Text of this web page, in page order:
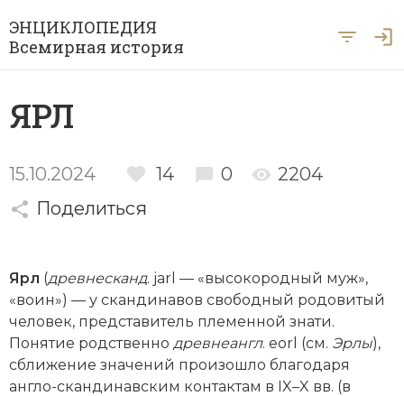
ЭНЦИКЛОПЕДИЯ
Всемирная история
Рубрики
Азия
Археология
Ближний Восток
Византия
Военная история
Античность
История Первобытного общества
История Средних веков
Новая история
А … Я
Й К Л М Н О П Р С Т
У Ф Х Ц Ч Ш Щ Ы
Ю Я
ЯРЛ
15.10.2024 14 0
2204
Поделиться
Ярл (древнесканд. jarl — «высокородный муж»,
«воин») — у скандинавов свободный родовитый
человек, представитель племенной знати.
Понятие родственно древнеангл. eorl (см. Эрлы),
сближение значений произошло благодаря
англо-скандинавским контактам в IX–X вв. (в